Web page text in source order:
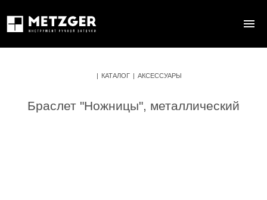
| КАТАЛОГ | АКСЕССУАРЫ
Браслет "Ножницы", металлический